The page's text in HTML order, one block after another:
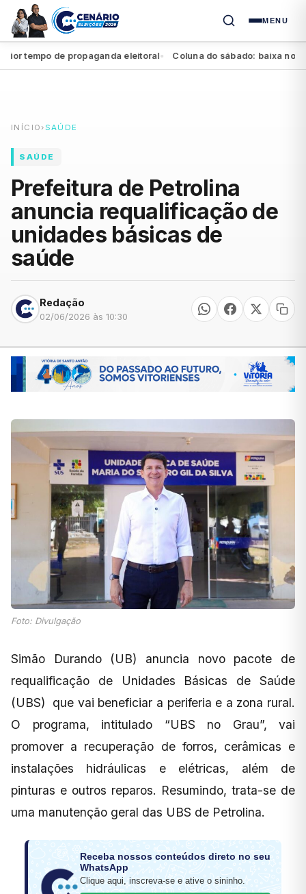
MENU
tempo de propaganda eleitoral● Coluna do sábado: baixa no
INÍCIO ›SAÚDE
SAÚDE
Prefeitura de Petrolina
anuncia requalificação de
unidades básicas de
saúde
Redação
02/06/2026 às 10:30
Foto: Divulgação
Simão Durando (UB) anuncia novo pacote de
requalificação de Unidades Básicas de Saúde
(UBS) que vai beneficiar a periferia e a zona rural.
O programa, intitulado “UBS no Grau”, vai
promover a recuperação de forros, cerâmicas e
instalações hidráulicas e elétricas, além de
pinturas e outros reparos. Resumindo, trata-se de
uma manutenção geral das UBS de Petrolina.
Receba nossos conteúdos direto no seu
WhatsApp
Clique aqui, inscreva-se e ative o sininho.